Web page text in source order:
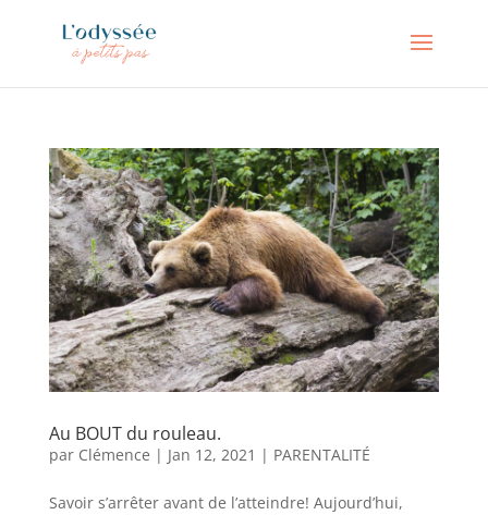
Au BOUT du rouleau.
par Clémence | Jan 12, 2021 | PARENTALITÉ
Savoir s’arrêter avant de l’atteindre! Aujourd’hui,